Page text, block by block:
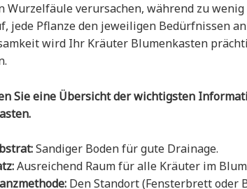
Wurzelfäule verursachen, während zu
jede Pflanze den jeweiligen Bedürfnissen
wird Ihr Kräuter Blumenkasten
Sie eine Übersicht der wichtigsten
Sandiger Boden für gute Drainage.
Ausreichend Raum für alle Kräuter im
Den Standort (Fensterbrett oder